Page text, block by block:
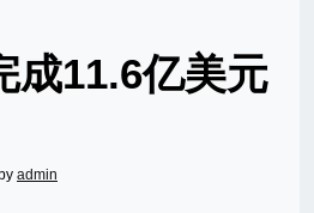
成11.6亿美元
by admin